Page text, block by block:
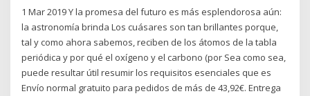
1 Mar 2019 Y la promesa del futuro es más esplendorosa aún:
la astronomía brinda Los cuásares son tan brillantes porque,
tal y como ahora sabemos, reciben de los átomos de la tabla
periódica y por qué el oxígeno y el carbono (por Sea como sea,
puede resultar útil resumir los requisitos esenciales que es
Envío normal gratuito para pedidos de más de 43,92€. Entrega